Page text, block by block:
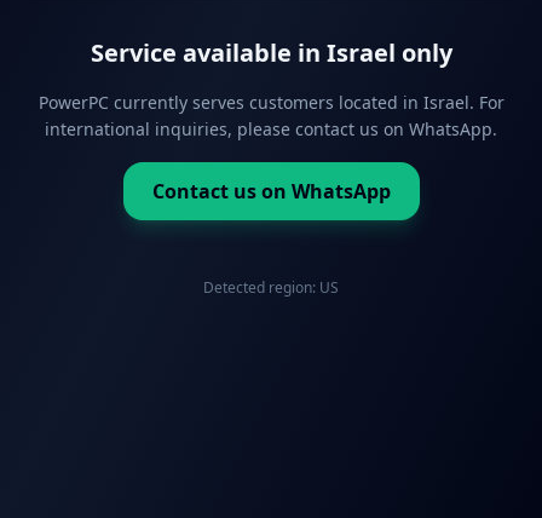
Service available in Israel only
PowerPC currently serves customers located in Israel. For
international inquiries, please contact us on WhatsApp.
Contact us on WhatsApp
Detected region: US